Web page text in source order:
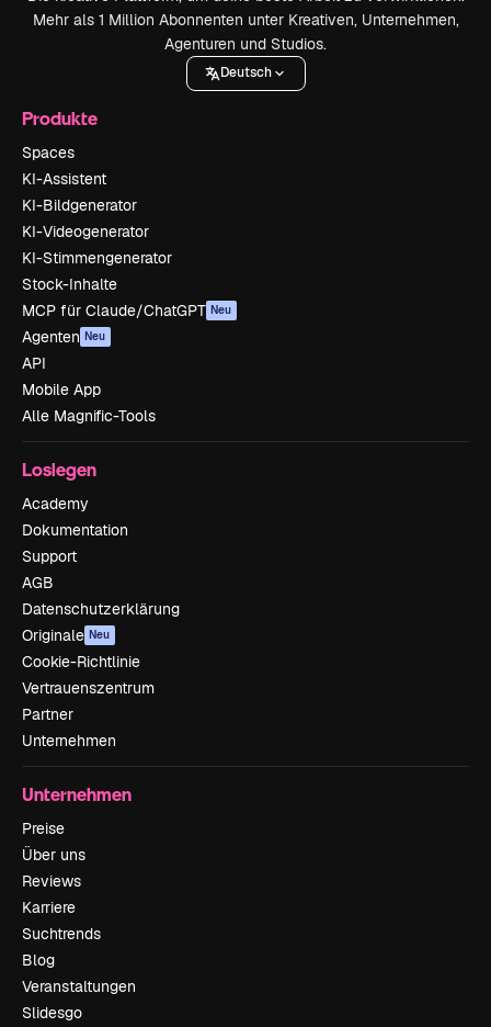
Mehr als 1 Million Abonnenten unter Kreativen, Unternehmen,
Agenturen und Studios.
Deutsch
Produkte
Spaces
KI-Assistent
KI-Bildgenerator
KI-Videogenerator
KI-Stimmengenerator
Stock-Inhalte
MCP für Claude/ChatGPT Neu
Agenten Neu
API
Mobile App
Alle Magnific-Tools
Loslegen
Academy
Dokumentation
Support
AGB
Datenschutzerklärung
Originale Neu
Cookie-Richtlinie
Vertrauenszentrum
Partner
Unternehmen
Unternehmen
Preise
Über uns
Reviews
Karriere
Suchtrends
Blog
Veranstaltungen
Slidesgo